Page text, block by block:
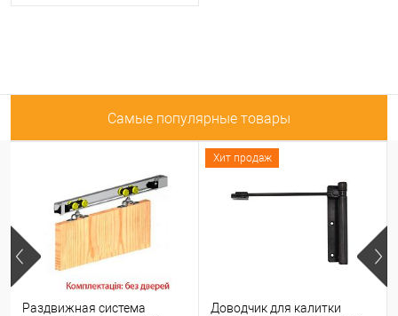
Самые популярные товары
Раздвижная система
Хит продаж
Доводчик для калитки